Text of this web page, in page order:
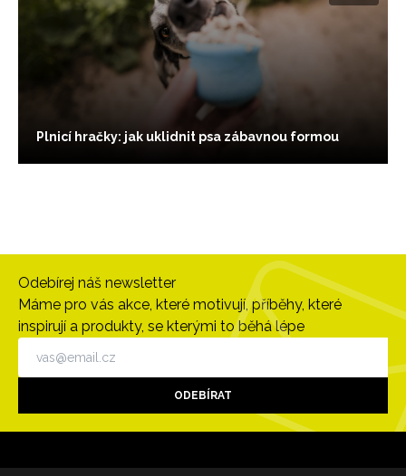
Plnicí hračky: jak uklidnit psa zábavnou formou
Odebírej náš newsletter
Máme pro vás akce, které motivují, příběhy, které
inspirují a produkty, se kterými to běhá lépe
ODEBÍRAT